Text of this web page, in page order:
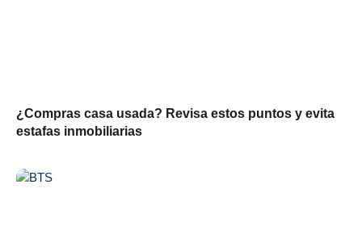
¿Compras casa usada? Revisa estos puntos y evita
estafas inmobiliarias